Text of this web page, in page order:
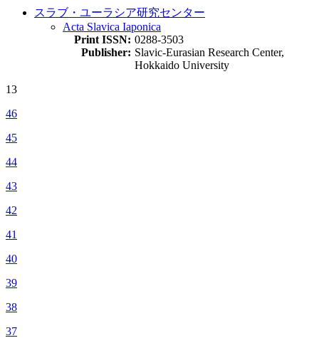
スラブ・ユーラシア研究センター
Acta Slavica Iaponica
Print ISSN: 0288-3503
Publisher: Slavic-Eurasian Research Center,
Hokkaido University
13
46
45
44
43
42
41
40
39
38
37